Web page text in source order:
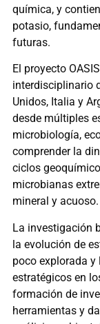
química, y
potasio,
futuras.
El proyecto
interdisciplinario
Unidos, Italia y
desde múltiples
microbiología,
comprender la
ciclos
microbianas
mineral y acuoso.
La investigación
la evolución de
poco explorada y
estratégicos en
formación de
herramientas y